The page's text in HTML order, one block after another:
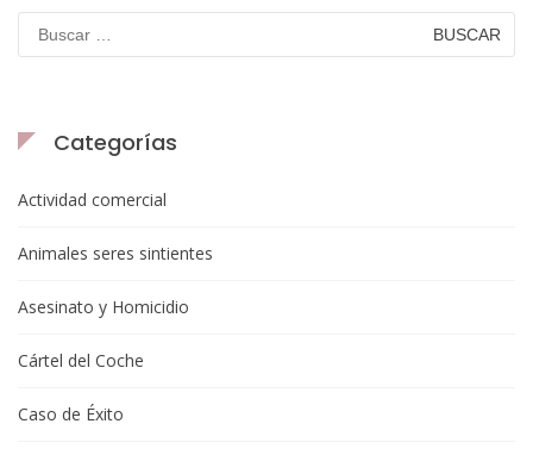
Categorías
Actividad comercial
Animales seres sintientes
Asesinato y Homicidio
Cártel del Coche
Caso de Éxito